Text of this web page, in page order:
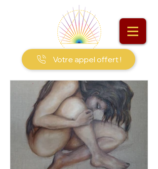
Votre appel offert !